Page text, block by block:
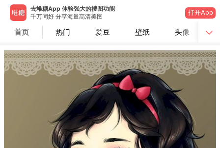
去堆糖App 体验强大的搜图功能
千万同好 分享海量高清美图
打开App
首页 热门 爱豆 壁纸 头像